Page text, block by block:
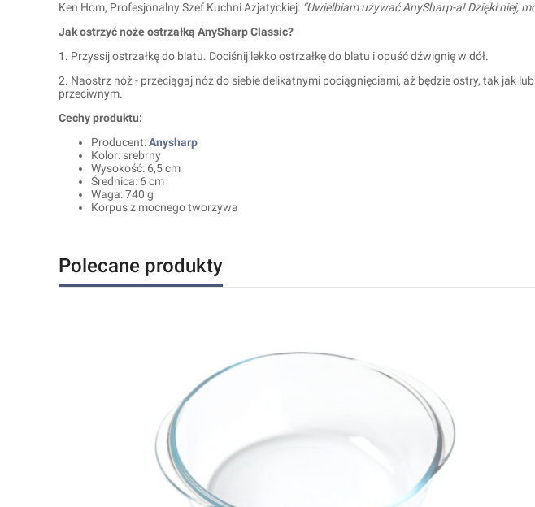
Ken Hom, Profesjonalny Szef Kuchni Azjatyckiej: “Uwielbiam używać AnySharp-a! Dzięki niej,
Jak ostrzyć noże ostrzałką AnySharp Classic?
1. Przyssij ostrzałkę do blatu. Dociśnij lekko ostrzałkę do blatu i opuść dźwignię w dół.
2. Naostrz nóż - przeciągaj nóż do siebie delikatnymi pociągnięciami, aż będzie ostry, tak jak
przeciwnym.
Cechy produktu:
Producent:Anysharp
Kolor: srebrny
Wysokość: 6,5 cm
Średnica: 6 cm
Waga: 740 g
Korpus z mocnego tworzywa
Polecane produkty